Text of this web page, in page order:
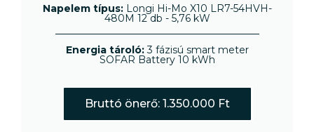
Napelem típus:Longi Hi-Mo X10 LR7-54HVH-
480M 12 db - 5,76 kW
Energia tároló:3 fázisú smart meter
SOFAR Battery 10 kWh
Bruttó önerő: 1.350.000 Ft